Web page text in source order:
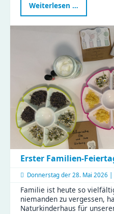
Weiterlesen …
Fortbildung
stärkt
in
Chemnitz
–
KJF-
Fachkräfte
starten
weiter
durch
Erster Familien-
Donnerstag der 28. Mai 2026 |
Familie ist heute so
niemanden zu vergessen,
Naturkinderhaus für